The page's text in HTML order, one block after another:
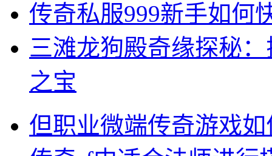
传奇私服999新手如何
三滩龙狗殿奇缘探秘
之宝
但职业微端传奇游戏